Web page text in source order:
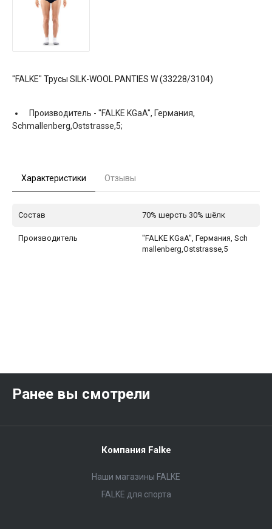
"FALKE" Трусы SILK-WOOL PANTIES W (33228/3104)
Производитель - "FALKE KGaA", Германия,
Schmallenberg,Oststrasse,5;
Характеристики Отзывы
Состав 70% шерсть 30% шёлк
Производитель
"FALKE KGaA", Германия, Sch
mallenberg,Oststrasse,5
Ранее вы смотрели
Компания Falke
Наши магазины FALKE
FALKE для спорта